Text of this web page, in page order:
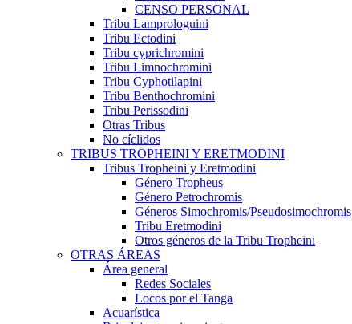
CENSO PERSONAL
Tribu Lamprologuini
Tribu Ectodini
Tribu cyprichromini
Tribu Limnochromini
Tribu Cyphotilapini
Tribu Benthochromini
Tribu Perissodini
Otras Tribus
No cíclidos
TRIBUS TROPHEINI Y ERETMODINI
Tribus Tropheini y Eretmodini
Género Tropheus
Género Petrochromis
Géneros Simochromis/Pseudosimochromis
Tribu Eretmodini
Otros géneros de la Tribu Tropheini
OTRAS ÁREAS
Área general
Redes Sociales
Locos por el Tanga
Acuarística